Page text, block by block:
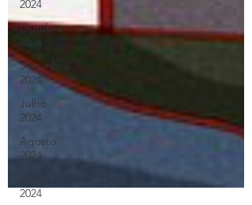
2024
Outubro
2024
Setembro
2024
Julho
2024
Agosto
2024
Junho
2024